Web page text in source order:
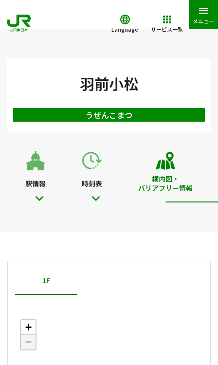
Language サービス一覧
メニュー
羽前小松
うぜんこまつ
駅情報 時刻表
構内図・
バリアフリー情報
1F
+
−